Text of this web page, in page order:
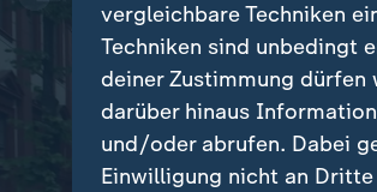
vergleichbare Techniken
Techniken sind unbedingt
deiner Zustimmung dürfen
darüber hinaus
und/oder abrufen. Dabei
Einwilligung nicht an